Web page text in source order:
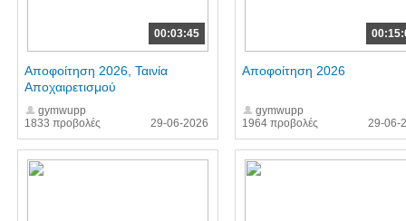
00:03:45
1833 προβολές
Αποφοίτηση 2026, Ταινία
Αποχαιρετισμού
gymwupp
29-06-2026
1964 προβολές
Αποφοίτηση 2026
gymwupp
29-06-